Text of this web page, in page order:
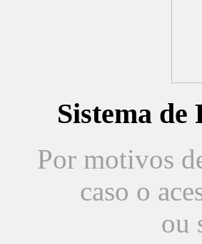
Sistema de
Por motivos
caso o
ou